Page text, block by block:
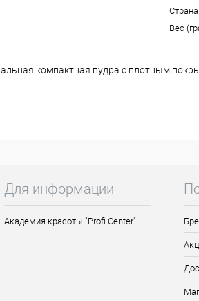
Вес
компактная пудра с плотным
Для информации
Академия красоты "Profi Center"